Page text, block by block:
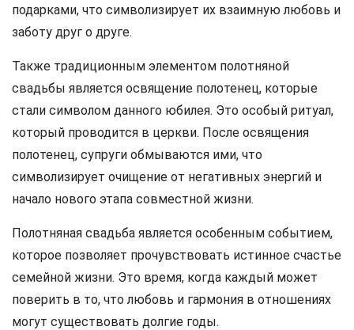
подарками, что символизирует их взаимную любовь и
заботу друг о друге.
Также традиционным элементом полотняной
свадьбы является освящение полотенец, которые
стали символом данного юбилея. Это особый ритуал,
который проводится в церкви. После освящения
полотенец, супруги обмываются ими, что
символизирует очищение от негативных энергий и
начало нового этапа совместной жизни.
Полотняная свадьба является особенным событием,
которое позволяет прочувствовать истинное счастье
семейной жизни. Это время, когда каждый может
поверить в то, что любовь и гармония в отношениях
могут существовать долгие годы.